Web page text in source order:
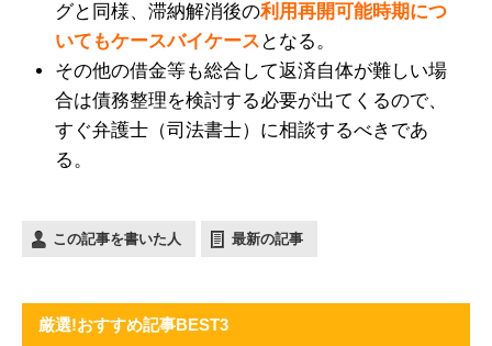
グと同様、滞納解消後の利用再開可能時期につ
いてもケースバイケース となる。
その他の借金等も総合して返済自体が難しい場
合は債務整理を検討する必要が出てくるので、
すぐ弁護士（司法書士）に相談するべきであ
る。
この記事を書いた人 最新の記事
厳選!おすすめ記事BEST3